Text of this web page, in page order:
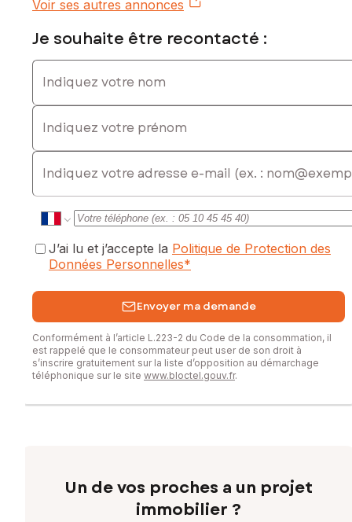
offrant une vue dégagée, cette surface constructible saura
tranquillité et modernité. Avec un tel potentiel
d'aménagement, ce terrain constitue une opportunité rare
cadre naturel préservé.
Les informations sur les risques auxquels ce bien est
exposé sont disponibles sur le site Géorisques :
www.georisques.gouv.fr
Prix de vente : 55 900 €
Honoraires charge vendeur
Contactez votre conseiller SAFTI : Fabien COURTOIS, Tél. :
0650190752, E-mail : fabien.courtois@safti.fr - EI - Agent
commercial immatriculé au RSAC de LA ROCHELLE sous le
Voir ses autres annonces
Je souhaite être recontacté :
Indiquez votre nom
Indiquez votre prénom
E-mail
J’ai lu et j’accepte la Politique de Protection des
Données Personnelles*
Envoyer ma demande
Conformément à l’article L.223-2 du Code de la consommation, il
est rappelé que le consommateur peut user de son droit à
s’inscrire gratuitement sur la liste d’opposition au démarchage
téléphonique sur le site www.bloctel.gouv.fr.
Un de vos proches a un projet
immobilier ?